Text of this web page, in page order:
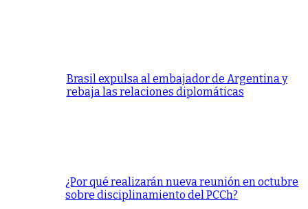
Brasil expulsa al embajador de Argentina y
rebaja las relaciones diplomáticas
¿Por qué realizarán nueva reunión en octubre
sobre disciplinamiento del PCCh?